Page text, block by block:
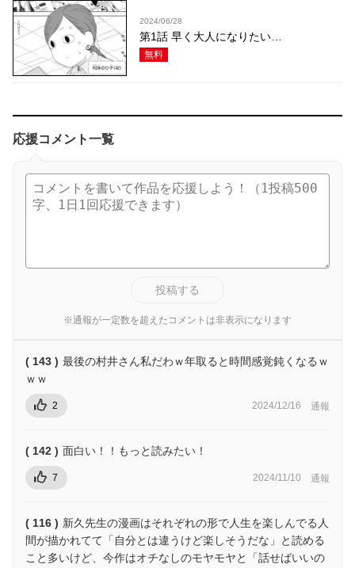
2024/06/28
第1話 早く大人になりたい…
無料
応援コメント一覧
投稿する
※通報が一定数を超えたコメントは非表示になります
( 143 ) 最後の村井さん私だわｗ年取ると時間感覚鈍くなるｗ
ｗｗ
2 2024/12/16 通報
( 142 ) 面白い！！もっと読みたい！
7 2024/11/10 通報
( 116 ) 新久先生の漫画はそれぞれの形で人生を楽しんでる人
間が描かれてて「自分とは違うけど楽しそうだな」と読める
こと多いけど、今作はオチなしのモヤモヤと「話せばいいの